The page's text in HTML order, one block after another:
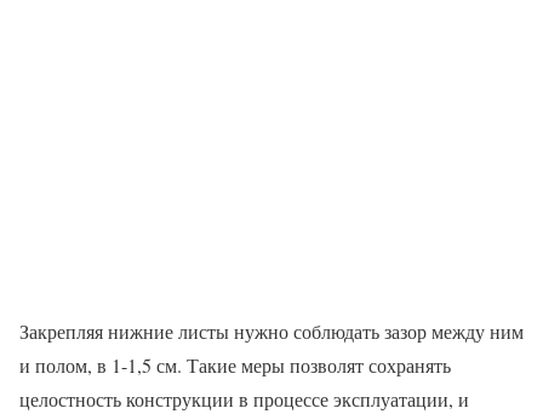
Закрепляя нижние листы нужно соблюдать зазор между ним
и полом, в 1-1,5 см. Такие меры позволят сохранять
целостность конструкции в процессе эксплуатации, и